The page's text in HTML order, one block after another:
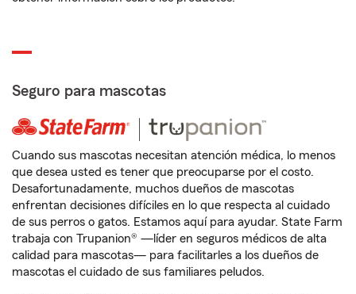
Seguro para mascotas
Cuando sus mascotas necesitan atención médica, lo menos
que desea usted es tener que preocuparse por el costo.
Desafortunadamente, muchos dueños de mascotas
enfrentan decisiones difíciles en lo que respecta al cuidado
de sus perros o gatos. Estamos aquí para ayudar. State Farm
trabaja con Trupanion® —líder en seguros médicos de alta
calidad para mascotas— para facilitarles a los dueños de
mascotas el cuidado de sus familiares peludos.